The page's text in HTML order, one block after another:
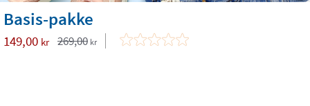
Basis-pakke
149,00 kr 269,00 kr